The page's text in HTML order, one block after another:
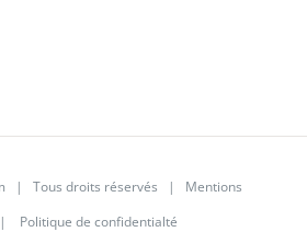
| Tous droits réservés | Mentions
Politique de confidentialté